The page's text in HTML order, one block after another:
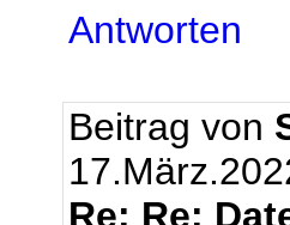
Antworten
Beitrag von
Re: Re: